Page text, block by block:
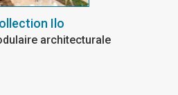
Ilo
architecturale